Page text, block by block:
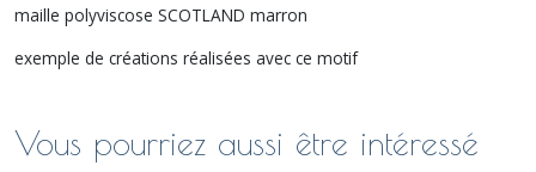
maille polyviscose SCOTLAND marron
exemple de créations réalisées avec ce motif
Vous pourriez aussi être intéressé